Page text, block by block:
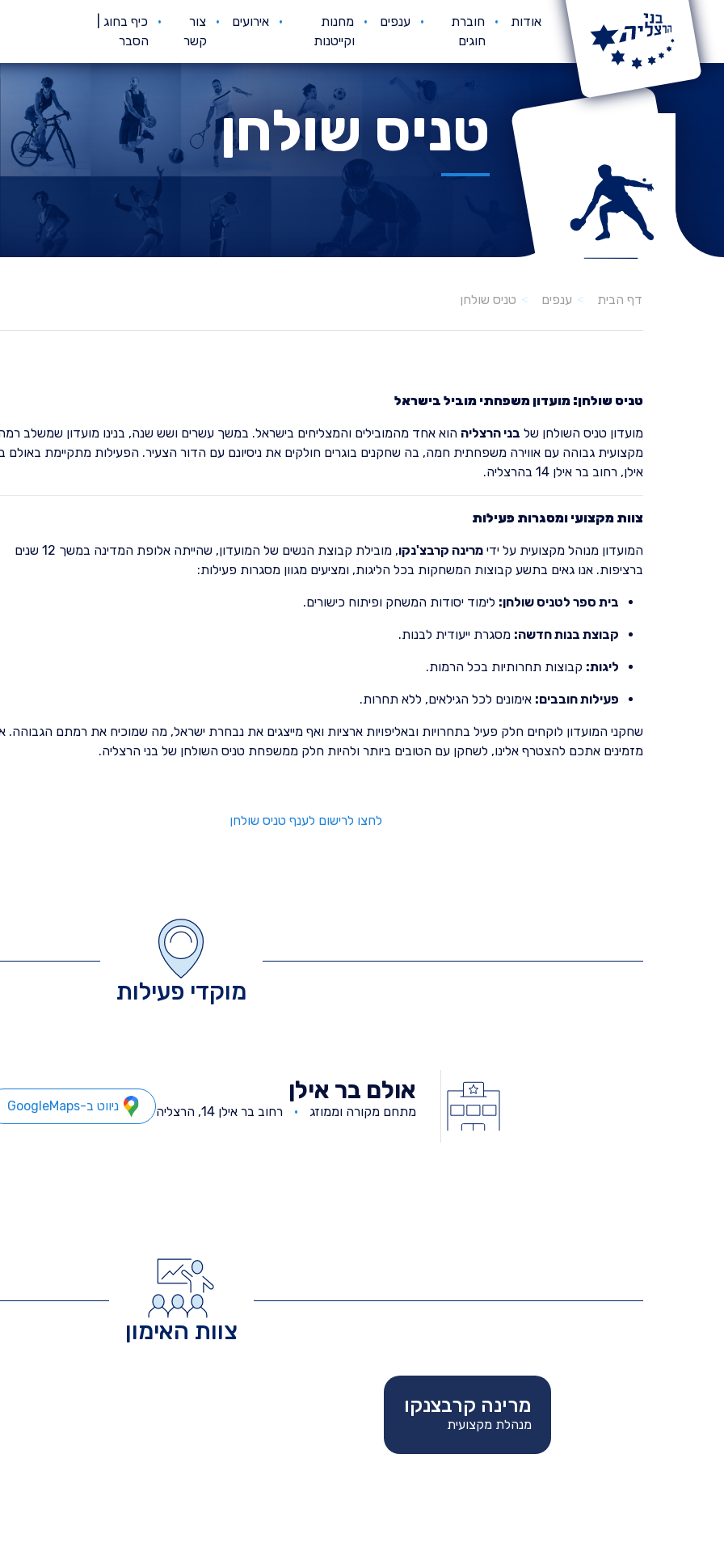
אודות
חוברת
חוגים
ענפים
מחנות
וקייטנות
אירועים
צור
קשר
כיף בחוג |
הסבר
טניס שולחן
דף הבית ענפים טניס שולחן
טניס שולחן: מועדון משפחתי מוביל בישראל
מועדון טניס השולחן של בני הרצליה הוא אחד מהמובילים והמצליחים בישראל. במשך עשרים ושש שנה, בנינו מועדון שמשלב
מקצועית גבוהה עם אווירה משפחתית חמה, בה שחקנים בוגרים חולקים את ניסיונם עם הדור הצעיר. הפעילות מתקיימת באולם
אילן, רחוב בר אילן 14 בהרצליה.
צוות מקצועי ומסגרות פעילות
המועדון מנוהל מקצועית על ידי מרינה קרבצ'נקו
, מובילת קבוצת הנשים של המועדון, שהייתה אלופת המדינה במשך 12 שנים
ברציפות. אנו גאים בתשע קבוצות המשחקות בכל הליגות, ומציעים מגוון מסגרות פעילות:
בית ספר לטניס שולחן: לימוד יסודות המשחק ופיתוח כישורים.
קבוצת בנות חדשה: מסגרת ייעודית לבנות.
ליגות: קבוצות תחרותיות בכל הרמות.
פעילות חובבים: אימונים לכל הגילאים, ללא תחרות.
שחקני המועדון לוקחים חלק פעיל בתחרויות ובאליפויות ארציות ואף מייצגים את נבחרת ישראל, מה שמוכיח את רמתם הגבוהה.
מזמינים אתכם להצטרף אלינו, לשחקן עם הטובים ביותר ולהיות חלק ממשפחת טניס השולחן של בני הרצליה.
מוקדי פעילות
אולם בר אילן
מתחם מקורה וממוזג רחוב בר אילן 14, הרצליה ניווט ב-GoogleMaps
צוות האימון
מרינה קרבצנקו
מנהלת מקצועית